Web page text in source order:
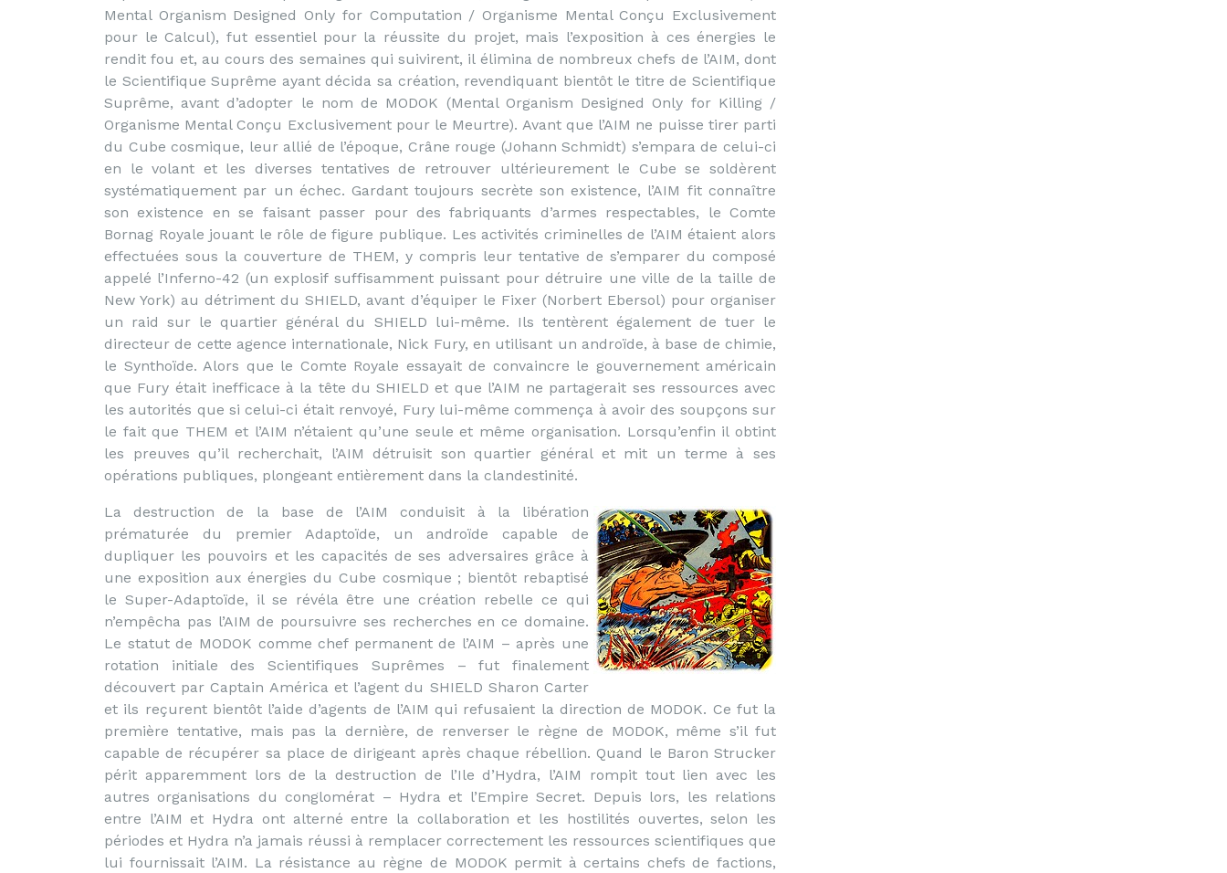
Mental Organism Designed Only for Computation / Organisme Mental Conçu Exclusivement
pour le Calcul), fut essentiel pour la réussite du projet, mais l’exposition à ces énergies le
rendit fou et, au cours des semaines qui suivirent, il élimina de nombreux chefs de l’AIM, dont
le Scientifique Suprême ayant décida sa création, revendiquant bientôt le titre de Scientifique
Suprême, avant d’adopter le nom de MODOK (Mental Organism Designed Only for Killing /
Organisme Mental Conçu Exclusivement pour le Meurtre). Avant que l’AIM ne puisse tirer parti
du Cube cosmique, leur allié de l’époque, Crâne rouge (Johann Schmidt) s’empara de celui-ci
en le volant et les diverses tentatives de retrouver ultérieurement le Cube se soldèrent
systématiquement par un échec. Gardant toujours secrète son existence, l’AIM fit connaître
son existence en se faisant passer pour des fabriquants d’armes respectables, le Comte
Bornag Royale jouant le rôle de figure publique. Les activités criminelles de l’AIM étaient alors
effectuées sous la couverture de THEM, y compris leur tentative de s’emparer du composé
appelé l’Inferno-42 (un explosif suffisamment puissant pour détruire une ville de la taille de
New York) au détriment du SHIELD, avant d’équiper le Fixer (Norbert Ebersol) pour organiser
un raid sur le quartier général du SHIELD lui-même. Ils tentèrent également de tuer le
directeur de cette agence internationale, Nick Fury, en utilisant un androïde, à base de chimie,
le Synthoïde. Alors que le Comte Royale essayait de convaincre le gouvernement américain
que Fury était inefficace à la tête du SHIELD et que l’AIM ne partagerait ses ressources avec
les autorités que si celui-ci était renvoyé, Fury lui-même commença à avoir des soupçons sur
le fait que THEM et l’AIM n’étaient qu’une seule et même organisation. Lorsqu’enfin il obtint
les preuves qu’il recherchait, l’AIM détruisit son quartier général et mit un terme à ses
opérations publiques, plongeant entièrement dans la clandestinité.
La destruction de la base de l’AIM conduisit à la libération
prématurée du premier Adaptoïde, un androïde capable de
dupliquer les pouvoirs et les capacités de ses adversaires grâce à
une exposition aux énergies du Cube cosmique ; bientôt rebaptisé
le Super-Adaptoïde, il se révéla être une création rebelle ce qui
n’empêcha pas l’AIM de poursuivre ses recherches en ce domaine.
Le statut de MODOK comme chef permanent de l’AIM – après une
rotation initiale des Scientifiques Suprêmes – fut finalement
découvert par Captain América et l’agent du SHIELD Sharon Carter
et ils reçurent bientôt l’aide d’agents de l’AIM qui refusaient la direction de MODOK. Ce fut la
première tentative, mais pas la dernière, de renverser le règne de MODOK, même s’il fut
capable de récupérer sa place de dirigeant après chaque rébellion. Quand le Baron Strucker
périt apparemment lors de la destruction de l’Ile d’Hydra, l’AIM rompit tout lien avec les
autres organisations du conglomérat – Hydra et l’Empire Secret. Depuis lors, les relations
entre l’AIM et Hydra ont alterné entre la collaboration et les hostilités ouvertes, selon les
périodes et Hydra n’a jamais réussi à remplacer correctement les ressources scientifiques que
lui fournissait l’AIM. La résistance au règne de MODOK permit à certains chefs de factions,